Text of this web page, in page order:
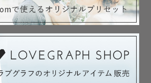
を『未来』へ届けましょう＊。.。